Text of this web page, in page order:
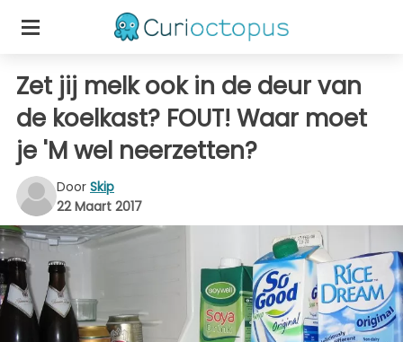
Zet jij melk ook in de deur van
de koelkast? FOUT! Waar moet
je 'M wel neerzetten?
Door Skip
22 Maart 2017